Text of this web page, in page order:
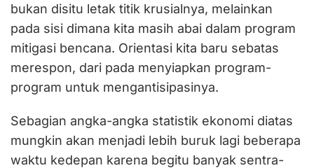
bukan disitu letak titik krusialnya, melainkan
pada sisi dimana kita masih abai dalam program
mitigasi bencana. Orientasi kita baru sebatas
merespon, dari pada menyiapkan program-
program untuk mengantisipasinya.
Sebagian angka-angka statistik ekonomi diatas
mungkin akan menjadi lebih buruk lagi beberapa
waktu kedepan karena begitu banyak sentra-